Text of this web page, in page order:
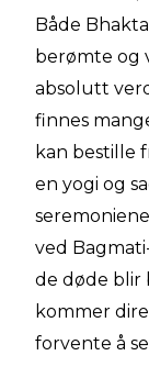
Både
berømte og
absolutt
finnes
kan bestille
en yogi og
ved
de døde blir
kommer
forvente å